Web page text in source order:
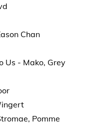
Chan
Us - Mako, Grey
Pomme